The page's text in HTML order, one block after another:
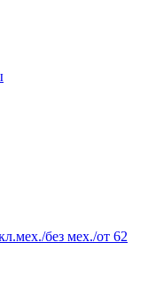
без мех./от 62